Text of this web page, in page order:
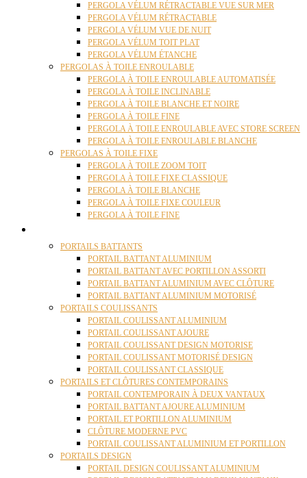
PERGOLA VÉLUM RÉTRACTABLE VUE SUR MER
PERGOLA VÉLUM RÉTRACTABLE
PERGOLA VÉLUM VUE DE NUIT
PERGOLA VÉLUM TOIT PLAT
PERGOLA VÉLUM ÉTANCHE
PERGOLAS À TOILE ENROULABLE
PERGOLA À TOILE ENROULABLE AUTOMATISÉE
PERGOLA À TOILE INCLINABLE
PERGOLA À TOILE BLANCHE ET NOIRE
PERGOLA À TOILE FINE
PERGOLA À TOILE ENROULABLE AVEC STORE SCREEN
PERGOLA À TOILE ENROULABLE BLANCHE
PERGOLAS À TOILE FIXE
PERGOLA À TOILE ZOOM TOIT
PERGOLA À TOILE FIXE CLASSIQUE
PERGOLA À TOILE BLANCHE
PERGOLA À TOILE FIXE COULEUR
PERGOLA À TOILE FINE
PORTAILS BATTANTS
PORTAIL BATTANT ALUMINIUM
PORTAIL BATTANT AVEC PORTILLON ASSORTI
PORTAIL BATTANT ALUMINIUM AVEC CLÔTURE
PORTAIL BATTANT ALUMINIUM MOTORISÉ
PORTAILS COULISSANTS
PORTAIL COULISSANT ALUMINIUM
PORTAIL COULISSANT AJOURE
PORTAIL COULISSANT DESIGN MOTORISE
PORTAIL COULISSANT MOTORISÉ DESIGN
PORTAIL COULISSANT CLASSIQUE
PORTAILS ET CLÔTURES CONTEMPORAINS
PORTAIL CONTEMPORAIN À DEUX VANTAUX
PORTAIL BATTANT AJOURE ALUMINIUM
PORTAIL ET PORTILLON ALUMINIUM
CLÔTURE MODERNE PVC
PORTAIL COULISSANT ALUMINIUM ET PORTILLON
PORTAILS DESIGN
PORTAIL DESIGN COULISSANT ALUMINIUM